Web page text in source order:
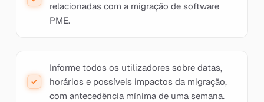
relacionadas com a migração de software
PME.
Informe todos os utilizadores sobre datas,
horários e possíveis impactos da migração,
com antecedência mínima de uma semana.